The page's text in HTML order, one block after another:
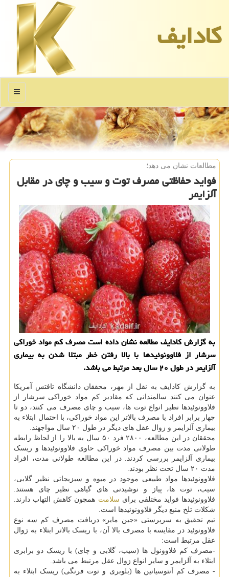
كادایف
منو
مطالعات نشان می دهد؛
فواید حفاظتی مصرف توت و سیب و چای در مقابل
آلزایمر
به گزارش كادایف مطالعه نشان داده است مصرف كم مواد خوراكی
سرشار از فلاوونوئیدها با بالا رفتن خطر مبتلا شدن به بیماری
آلزایمر در طول ۲۰ سال بعد مرتبط می باشد.
به گزارش کادایف به نقل از مهر، محققان دانشگاه تافتس آمریکا
عنوان می کنند سالمندانی که مقادیر کم مواد خوراکی سرشار از
فلاوونوئیدها نظیر انواع توت ها، سیب و چای مصرف می کنند، دو تا
چهار برابر افراد با مصرف بالاتر این مواد خوراکی، با احتمال ابتلاء به
بیماری آلزایمر و زوال عقل های دیگر در طول ۲۰ سال مواجهند.
محققان در این مطالعه، ۲۸۰۰ فرد ۵۰ سال به بالا را از لحاظ رابطه
طولانی مدت بین مصرف مواد خوراکی حاوی فلاوونوئیدها و ریسک
بیماری آلزایمر بررسی کردند. در این مطالعه طولانی مدت، افراد
مدت ۲۰ سال تحت نظر بودند.
فلاوونوئیدها مواد طبیعی موجود در میوه و سبزیجاتی نظیر گلابی،
سیب، توت ها، پیاز و نوشیدنی های گیاهی نظیر چای هستند.
فلاوونوئیدها فواید مختلفی برای سلامت همچون کاهش التهاب دارند.
شکلات تلخ منبع دیگر فلاوونوئیدها است.
تیم تحقیق به سرپرستی «جین مایر» دریافت مصرف کم سه نوع
فلاوونوئید در مقایسه با مصرف بالا آن، با ریسک بالاتر ابتلاء به زوال
عقل مرتبط است:
-مصرف کم فلاوونول ها (سیب، گلابی و چای) با ریسک دو برابری
ابتلاء به آلزایمر و سایر انواع زوال عقل مرتبط می باشد.
- مصرف کم آنتوسیانین ها (بلوبری و توت فرنگی) ریسک ابتلاء به